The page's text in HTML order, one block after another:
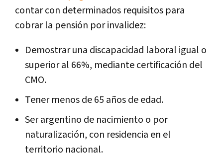
contar con determinados requisitos para
cobrar la pensión por invalidez:
Demostrar una discapacidad laboral igual o
superior al 66%, mediante certificación del
CMO.
Tener menos de 65 años de edad.
Ser argentino de nacimiento o por
naturalización, con residencia en el
territorio nacional.